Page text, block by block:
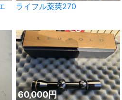
てください
ライフル薬莢270
60,000円